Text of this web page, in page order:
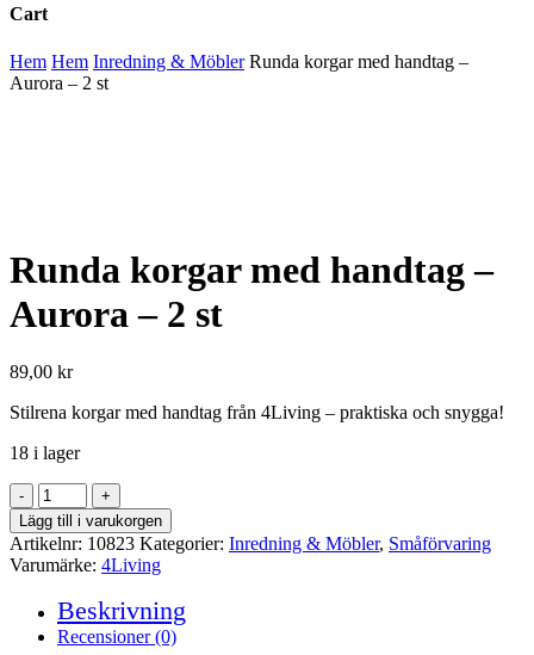
Cart
Close
Cart
Hem Hem Inredning & Möbler Runda korgar med handtag –
Aurora – 2 st
Runda korgar med handtag –
Aurora – 2 st
89,00 kr
Stilrena korgar med handtag från 4Living – praktiska och snygga!
18 i lager
Runda
korgar
med
handtag
-
Aurora
-
2
Lägg till i varukorgen
Artikelnr: 10823 Kategorier: Inredning & Möbler, Småförvaring
Varumärke: 4Living
Beskrivning
Recensioner (0)